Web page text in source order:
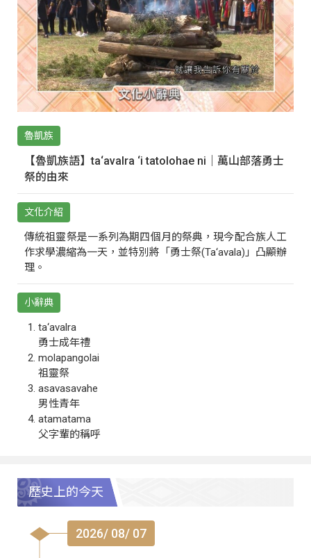
魯凱族
【魯凱族語】ta‘avalra ‘i tatolohae ni｜萬山部落勇士
祭的由來
文化介紹
傳統祖靈祭是一系列為期四個月的祭典，現今配合族人工
作求學濃縮為一天，並特別將「勇士祭(Ta‘avala)」凸顯辦
理。
小辭典
ta‘avalra
勇士成年禮
molapangolai
祖靈祭
asavasavahe
男性青年
atamatama
父字輩的稱呼
歷史上的今天
2026/ 08/ 07